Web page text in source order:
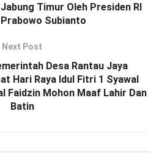
Timur Oleh Presiden RI
Prabowo Subianto
Next Post
Desa Rantau Jaya
Hari Raya Idul Fitri 1 Syawal
Faidzin Mohon Maaf Lahir Dan
Batin